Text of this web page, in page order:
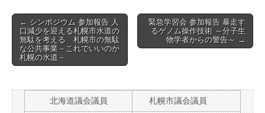
Post
navigation
← シンポジウム 参加報告 人
口減少を迎える札幌市水道の
無駄を考える 札幌市の無駄
な公共事業－これでいいのか
札幌の水道－
緊急学習会 参加報告 暴走す
るゲノム操作技術 ～分子生
物学者からの警告～ →
北海道議会議員 札幌市議会議員